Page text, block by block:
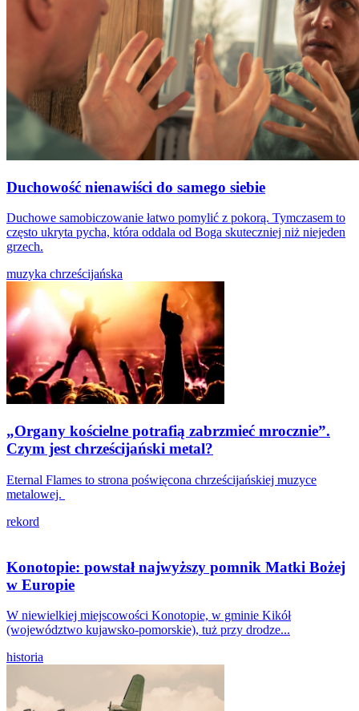
Duchowość nienawiści do samego siebie
Duchowe samobiczowanie łatwo pomylić z pokorą. Tymczasem to
często ukryta pycha, która oddala od Boga skuteczniej niż niejeden
grzech.
muzyka chrześcijańska
„Organy kościelne potrafią zabrzmieć mrocznie”.
Czym jest chrześcijański metal?
Eternal Flames to strona poświęcona chrześcijańskiej muzyce
metalowej.
rekord
Konotopie: powstał najwyższy pomnik Matki Bożej
w Europie
W niewielkiej miejscowości Konotopie, w gminie Kikół
(województwo kujawsko-pomorskie), tuż przy drodze...
historia